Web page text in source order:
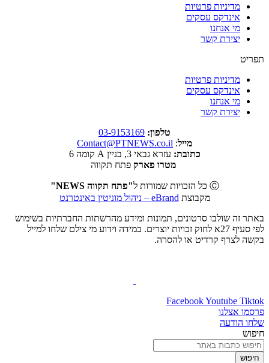
מדיניות פרטיות
אינדקס עסקים
מי אנחנו
יצירת קשר
תפריט
מדיניות פרטיות
אינדקס עסקים
מי אנחנו
יצירת קשר
טלפון: 03-9153169
מייל:
Contact@PTNEWS.co.il
כתובת: עזרא גבאי 3, בניין A קומה 6
מטרו פארק פתח תקווה
Ⓒ כל הזכויות שמורות ל
"פתח תקווה NEWS"
מקבוצת eBrand – ניהול מוניטין באינטרנט
באתר זה שולבו סרטונים, תמונות ומידע מהרשתות החברתיות בשימוש
לפי סעיף 27א לחוק זכויות יוצרים. במידה וידוע מי צילם שלחו למייל
בקשה לצרף קרדיט או להסרה.
FacebookYoutube Tiktok
פרסמו אצלנו
שלחו הודעה
חיפוש
חיפוש